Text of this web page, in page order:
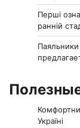
Перші
ранній
Україні